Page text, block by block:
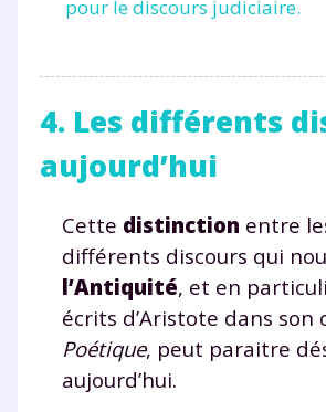
pour le discours judiciaire.
4. Les différents
aujourd’hui
Cette distinction entre
différents discours qui
l’Antiquité, et en
écrits d’Aristote dans son
Poétique, peut paraitre
aujourd’hui.
corrigés,podcasts de
la Terminale
Des profs expérimentés
à la demande par tchat,
TESTER
* Votre code d'accès sera envoyé à cette
renseignant votre e-mail, vous consentez à